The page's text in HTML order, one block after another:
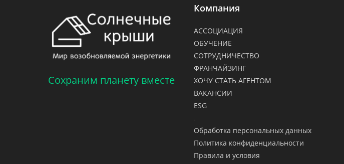
Сохраним планету вместе
Компания
АССОЦИАЦИЯ
ОБУЧЕНИЕ
СОТРУДНИЧЕСТВО
ФРАНЧАЙЗИНГ
ХОЧУ СТАТЬ АГЕНТОМ
ВАКАНСИИ
ESG
Обработка персональных данных
Политика конфиденциальности
Правила и условия